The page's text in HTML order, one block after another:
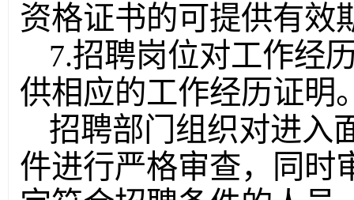
资格证书的可提供有效
7.招聘岗位对工作经
供相应的工作经历证明
招聘部门组织对进入
件进行严格审查，同时